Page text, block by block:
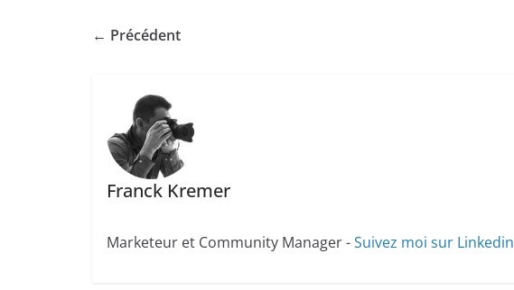
← Précédent
Franck Kremer
Marketeur et Community Manager -Suivez moi sur Linkedin